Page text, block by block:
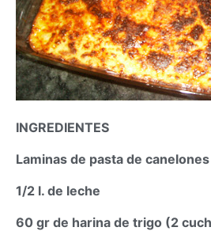
INGREDIENTES
Laminas de pasta de
1/2 l. de leche
60 gr de harina de trigo (2